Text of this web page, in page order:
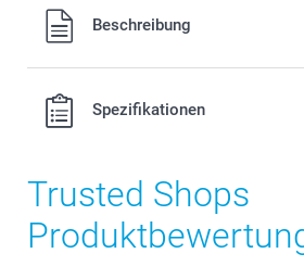
Alle Preise verstehen sich in EURO
Versandkosten.Beschreibung
Spezifikationen
Trusted Shops